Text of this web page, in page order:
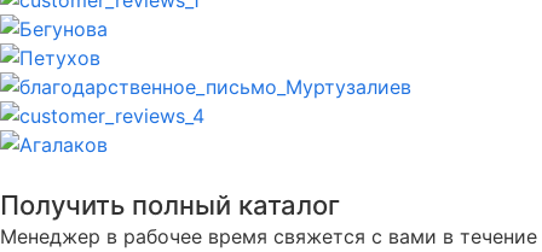
Получить полный каталог
Менеджер в рабочее время свяжется с вами в течение